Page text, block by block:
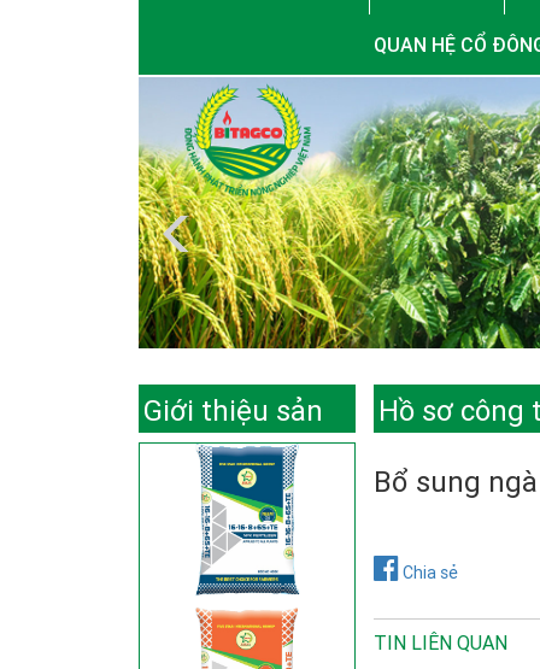
QUAN HỆ CỔ
Giới thiệu sản
phẩm
Hồ sơ công
Bổ sung
Chia sẻ
TIN LIÊN QUAN